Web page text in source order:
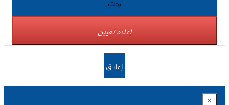
إعادة تعيين
إغلاق
×